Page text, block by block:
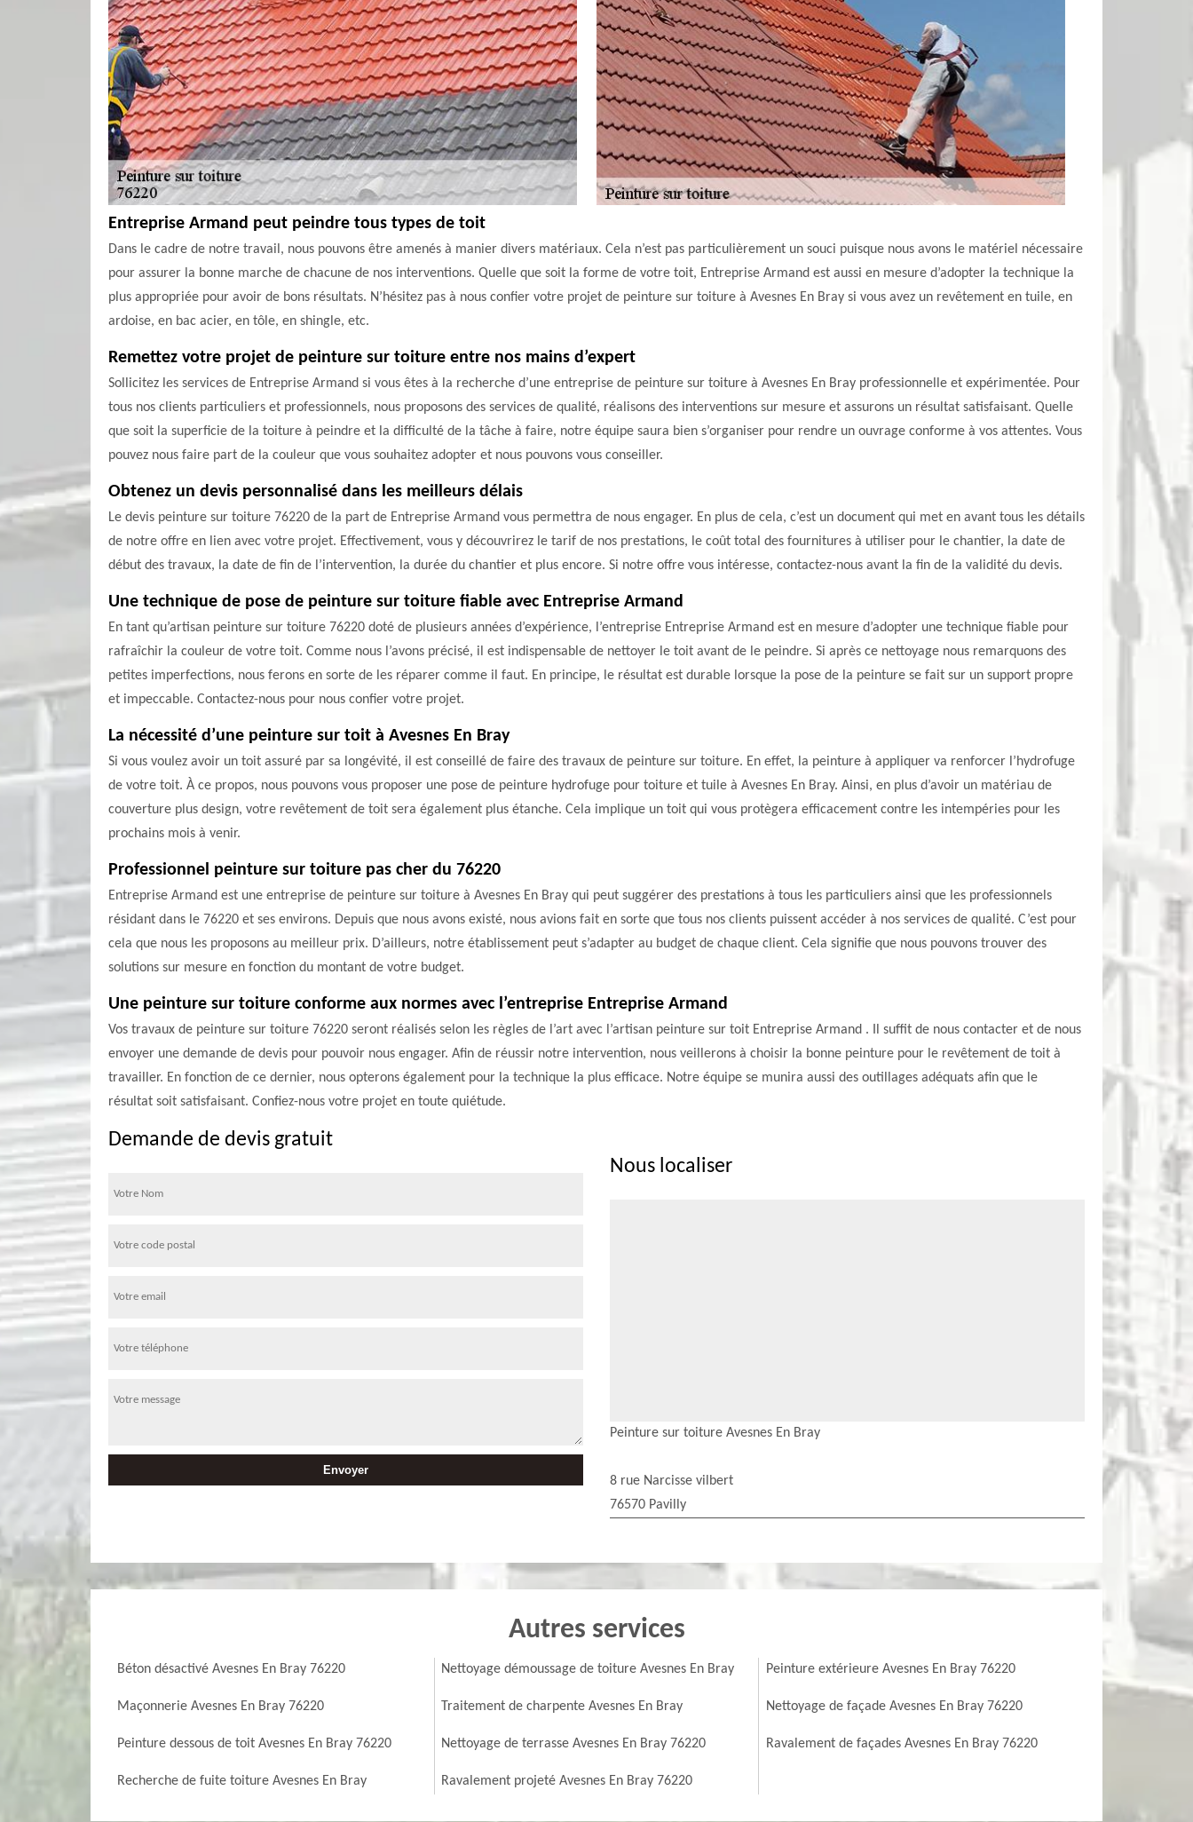
Entreprise Armand peut peindre tous types de toit
Dans le cadre de notre travail, nous pouvons être amenés à manier divers matériaux. Cela n’est pas particulièrement un souci puisque nous avons le matériel nécessaire
pour assurer la bonne marche de chacune de nos interventions. Quelle que soit la forme de votre toit, Entreprise Armand est aussi en mesure d’adopter la technique la
plus appropriée pour avoir de bons résultats. N’hésitez pas à nous confier votre projet de peinture sur toiture à Avesnes En Bray si vous avez un revêtement en tuile, en
ardoise, en bac acier, en tôle, en shingle, etc.
Remettez votre projet de peinture sur toiture entre nos mains d’expert
Sollicitez les services de Entreprise Armand si vous êtes à la recherche d’une entreprise de peinture sur toiture à Avesnes En Bray professionnelle et expérimentée. Pour
tous nos clients particuliers et professionnels, nous proposons des services de qualité, réalisons des interventions sur mesure et assurons un résultat satisfaisant. Quelle
que soit la superficie de la toiture à peindre et la difficulté de la tâche à faire, notre équipe saura bien s’organiser pour rendre un ouvrage conforme à vos attentes. Vous
pouvez nous faire part de la couleur que vous souhaitez adopter et nous pouvons vous conseiller.
Obtenez un devis personnalisé dans les meilleurs délais
Le devis peinture sur toiture 76220 de la part de Entreprise Armand vous permettra de nous engager. En plus de cela, c’est un document qui met en avant tous les détails
de notre offre en lien avec votre projet. Effectivement, vous y découvrirez le tarif de nos prestations, le coût total des fournitures à utiliser pour le chantier, la date de
début des travaux, la date de fin de l’intervention, la durée du chantier et plus encore. Si notre offre vous intéresse, contactez-nous avant la fin de la validité du devis.
Une technique de pose de peinture sur toiture fiable avec Entreprise Armand
En tant qu’artisan peinture sur toiture 76220 doté de plusieurs années d’expérience, l’entreprise Entreprise Armand est en mesure d’adopter une technique fiable pour
rafraîchir la couleur de votre toit. Comme nous l’avons précisé, il est indispensable de nettoyer le toit avant de le peindre. Si après ce nettoyage nous remarquons des
petites imperfections, nous ferons en sorte de les réparer comme il faut. En principe, le résultat est durable lorsque la pose de la peinture se fait sur un support propre
et impeccable. Contactez-nous pour nous confier votre projet.
La nécessité d’une peinture sur toit à Avesnes En Bray
Si vous voulez avoir un toit assuré par sa longévité, il est conseillé de faire des travaux de peinture sur toiture. En effet, la peinture à appliquer va renforcer l’hydrofuge
de votre toit. À ce propos, nous pouvons vous proposer une pose de peinture hydrofuge pour toiture et tuile à Avesnes En Bray. Ainsi, en plus d’avoir un matériau de
couverture plus design, votre revêtement de toit sera également plus étanche. Cela implique un toit qui vous protègera efficacement contre les intempéries pour les
prochains mois à venir.
Professionnel peinture sur toiture pas cher du 76220
Entreprise Armand est une entreprise de peinture sur toiture à Avesnes En Bray qui peut suggérer des prestations à tous les particuliers ainsi que les professionnels
résidant dans le 76220 et ses environs. Depuis que nous avons existé, nous avions fait en sorte que tous nos clients puissent accéder à nos services de qualité. C’est pour
cela que nous les proposons au meilleur prix. D’ailleurs, notre établissement peut s’adapter au budget de chaque client. Cela signifie que nous pouvons trouver des
solutions sur mesure en fonction du montant de votre budget.
Une peinture sur toiture conforme aux normes avec l’entreprise Entreprise Armand
Vos travaux de peinture sur toiture 76220 seront réalisés selon les règles de l’art avec l’artisan peinture sur toit Entreprise Armand . Il suffit de nous contacter et de nous
envoyer une demande de devis pour pouvoir nous engager. Afin de réussir notre intervention, nous veillerons à choisir la bonne peinture pour le revêtement de toit à
travailler. En fonction de ce dernier, nous opterons également pour la technique la plus efficace. Notre équipe se munira aussi des outillages adéquats afin que le
résultat soit satisfaisant. Confiez-nous votre projet en toute quiétude.
Demande de devis gratuit
Nous localiser
Peinture sur toiture Avesnes En Bray
8 rue Narcisse vilbert
76570 Pavilly
Autres services
Béton désactivé Avesnes En Bray 76220
Maçonnerie Avesnes En Bray 76220
Peinture dessous de toit Avesnes En Bray 76220
Recherche de fuite toiture Avesnes En Bray
Nettoyage démoussage de toiture Avesnes En Bray
Traitement de charpente Avesnes En Bray
Nettoyage de terrasse Avesnes En Bray 76220
Ravalement projeté Avesnes En Bray 76220
Peinture extérieure Avesnes En Bray 76220
Nettoyage de façade Avesnes En Bray 76220
Ravalement de façades Avesnes En Bray 76220